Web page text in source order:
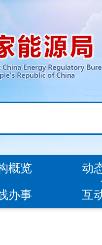
概览
动
办事
互